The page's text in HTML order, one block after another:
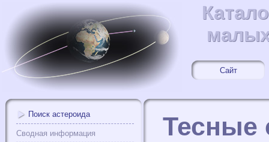
Сайт
Поиск астероида
Сводная информация Тесные